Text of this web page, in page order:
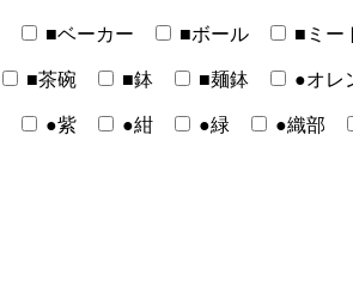
■ベーカー ■ボール ■ミー
■茶碗 ■鉢 ■麺鉢 ●オレ
●紫 ●紺 ●緑 ●織部